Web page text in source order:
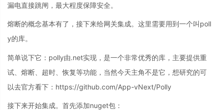
漏电直接跳闸，最大程度保障安全。
熔断的概念基本有了，接下来给网关集成。这里需要用到一个叫poll
y的库。
简单说下它：polly由.net实现，是一个非常优秀的库，主要提供重
试、熔断、超时、恢复等功能，当然今天主角不是它，想研究的可
以去官方看下：https://github.com/App-vNext/Polly
接下来开始集成。首先添加nuget包：